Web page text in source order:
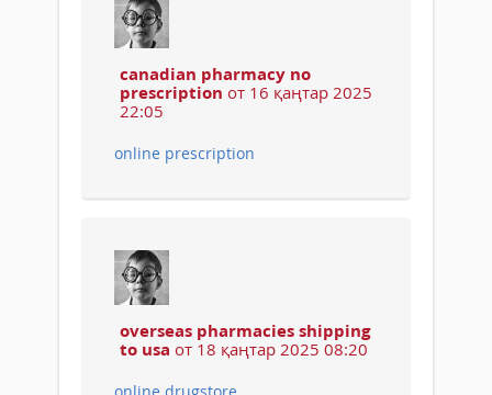
canadian pharmacy no
prescription от 16 қаңтар 2025
22:05
online prescription
overseas pharmacies shipping
to usa от 18 қаңтар 2025 08:20
online drugstore